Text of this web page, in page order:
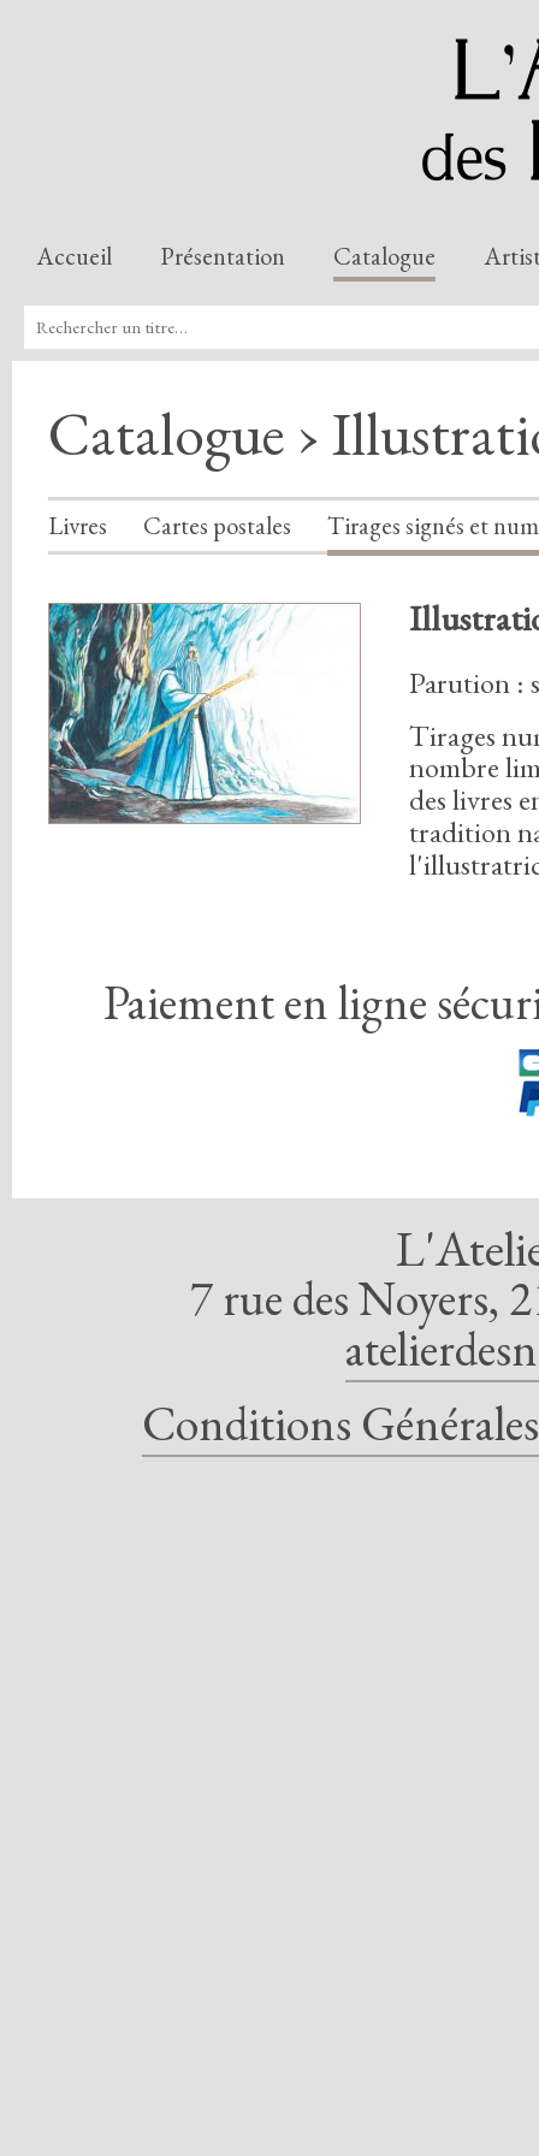
Accueil Présentation Catalogue
Catalogue ›
Livres Cartes postales Tirages signés et
Parution :
Tirages
nombre
des livres
tradition
Paiement en ligne
7 rue des Noyers,
Conditions